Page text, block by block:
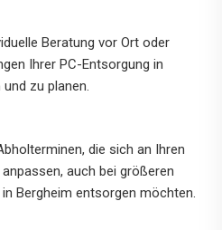
Beratung vor Ort oder
Ihrer PC-Entsorgung in
zu planen.
die sich an Ihren
auch bei größeren
Bergheim entsorgen möchten.